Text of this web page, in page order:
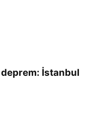
deprem: İstanbul